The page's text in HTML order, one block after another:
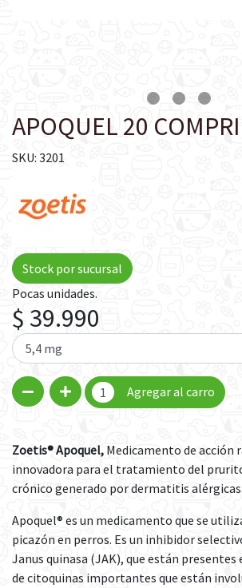
APOQUEL 20
SKU: 3201
Stock por sucursal
Pocas unidades.
$ 39.990
Agregar al carro
Zoetis® Apoquel, Medicamento de acción
innovadora para el tratamiento del
crónico generado por dermatitis alérgicas.
Apoquel® es un medicamento que se
picazón en perros. Es un inhibidor
Janus quinasa (JAK), que están
de citoquinas importantes que están